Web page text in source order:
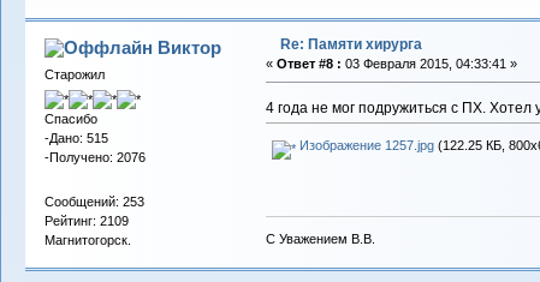
Виктор
Старожил
Спасибо
-Дано: 515
-Получено: 2076
Сообщений: 253
Рейтинг: 2109
Магнитогорск.
Re: Памяти хирурга
« Ответ #8 : 03 Февраля 2015, 04:33:41 »
4 года не мог подружиться с ПХ. Хотел
Изображение 1257.jpg(122.25 КБ,
С Уважением В.В.